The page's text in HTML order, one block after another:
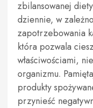
zbilansowanej
dziennie, w
zapotrzebowania
która pozwala
właściwościami,
organizmu.
produkty
przynieść